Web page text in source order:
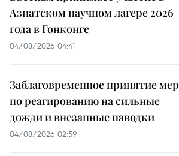
Азиатском научном лагере 2026
года в Гонконге
04/08/2026 04:41
Заблаговременное принятие мер
по реагированию на сильные
дожди и внезапные паводки
04/08/2026 02:59